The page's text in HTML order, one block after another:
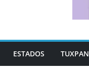
ESTADOS TUXPAN